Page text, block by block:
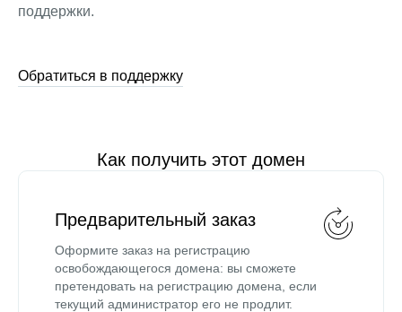
поддержки.
Обратиться в поддержку
Как получить этот домен
Предварительный заказ
Оформите заказ на регистрацию
освобождающегося домена: вы сможете
претендовать на регистрацию домена, если
текущий администратор его не продлит.